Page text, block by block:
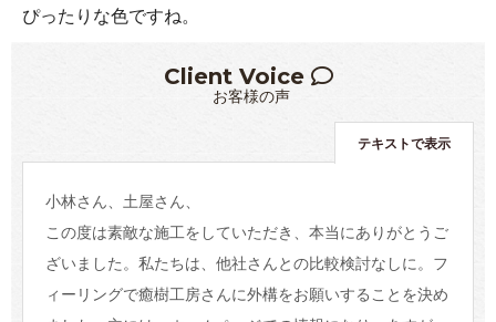
ぴったりな色ですね。
Client Voice
お客様の声
テキストで表示
小林さん、土屋さん、
この度は素敵な施工をしていただき、本当にありがとうご
ざいました。私たちは、他社さんとの比較検討なしに。フ
ィーリングで癒樹工房さんに外構をお願いすることを決め